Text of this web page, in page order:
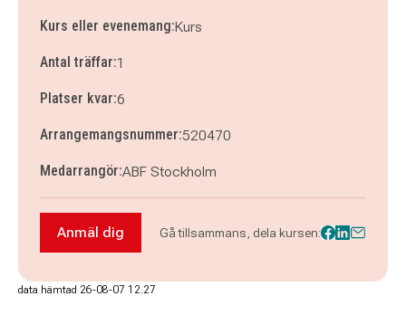
Kurs eller evenemang:Kurs
Antal träffar:1
Platser kvar:6
Arrangemangsnummer:520470
Medarrangör:ABF Stockholm
Anmäl dig till Nyhet! Ull - från får till garn
Anmäl dig Gå tillsammans, dela kursen:
data hämtad 26-08-07 12.27